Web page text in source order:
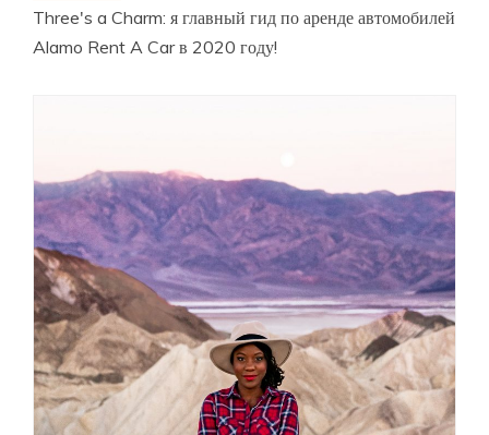
Three's a Charm: я главный гид по аренде автомобилей
Alamo Rent A Car в 2020 году!